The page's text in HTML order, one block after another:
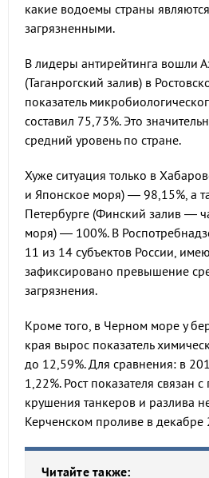
какие водоемы страны
загрязненными.
В лидеры антирейтинга вошли
(Таганрогский залив) в
показатель
составил 75,73%. Это
средний уровень по стране.
Хуже ситуация только в
и Японское моря) — 98,15%, а
Петербурге (Финский залив —
моря) — 100%. В
11 из 14 субъектов России,
зафиксировано превышение
загрязнения.
Кроме того, в Черном море у
края вырос показатель
до 12,59%. Для сравнения: в
1,22%. Рост показателя связан
крушения танкеров и разлива
Керченском проливе в декабре
Читайте также: